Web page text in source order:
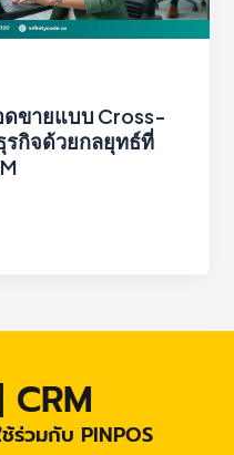
ดขายแบบ Cross-
รกิจด้วยกลยุทธ์ที่
CRM
ร่วมกับ PINPOS